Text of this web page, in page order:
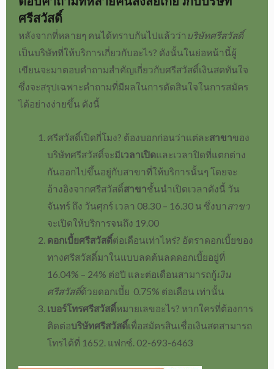
ศรีสวัสดิ์
หลังจากที่หลายๆ คนได้ทราบกันไปแล้วว่า บริษัทศรีสวัสดิ์
เป็นบริษัทที่ให้บริการเกี่ยวกับอะไร? ดังนั้นในย่อหน้านี้ผู้
เขียนจะมาตอบคำถามสำคัญเกี่ยวกับศรีสวัสดิ์เงินสดทันใจ
ซึ่งจะสรุปเฉพาะคำถามที่มีผลในการตัดสินใจในการสมัคร
ได้อย่างง่ายขึ้น ดังนี้
ศรีสวัสดิ์เปิดกี่โมง? ต้องบอกก่อนว่าแต่ละสาขาของ
บริษัทศรีสวัสดิ์จะมีเวลาเปิดและเวลาปิดที่แตกต่าง
กันออกไปขึ้นอยู่กับสาขาที่ให้บริการนั้นๆ โดยจะ
อ้างอิงจากศรีสวัสดิ์สาขาชั้นนำเปิดเวลาดังนี้ วัน
จันทร์ ถึง วันศุกร์ เวลา 08.30 – 16.30 น ซึ่งบา สาขา
จะเปิดให้บริการจนถึง 19.00
ดอกเบี้ยศรีสวัสดิ์ต่อเดือนเท่าไหร่? อัตราดอกเบี้ยของ
ทางศรีสวัสดิ์มาในแบบลดต้นลดดอกเบี้ยอยู่ที่
16.04% – 24% ต่อปี และต่อเดือนสามารถกู้เงิน
ศรีสวัสดิ์ด้วยดอกเบี้ย 0.75% ต่อเดือน เท่านั้น
เบอร์โทรศรีสวัสดิ์หมายเลขอะไร? หากใครที่ต้องการ
ติดต่อบริษัทศรีสวัสดิ์เพื่อสมัครสินเชื่อเงินสดสามารถ
โทรได้ที่ 1652. แฟกซ์. 02-693-6463